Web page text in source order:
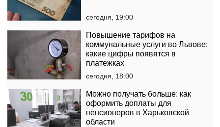
сегодня, 19:00
Повышение тарифов на
коммунальные услуги во Львове:
какие цифры появятся в
платежках
сегодня, 18:00
Можно получать больше: как
оформить доплаты для
пенсионеров в Харьковской
области